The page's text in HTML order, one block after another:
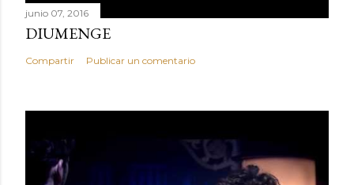
junio 07, 2016
DIUMENGE
Compartir Publicar un comentario